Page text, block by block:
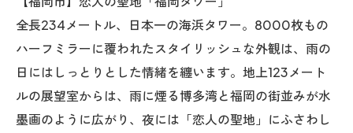
全長234メートル、日本一の海浜タワー。8000枚もの
ハーフミラーに覆われたスタイリッシュな外観は、雨の
日にはしっとりとした情緒を纏います。地上123メート
ルの展望室からは、雨に煙る博多湾と福岡の街並みが水
墨画のように広がり、夜には「恋人の聖地」にふさわし